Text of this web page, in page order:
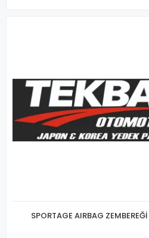
SPORTAGE AIRBAG